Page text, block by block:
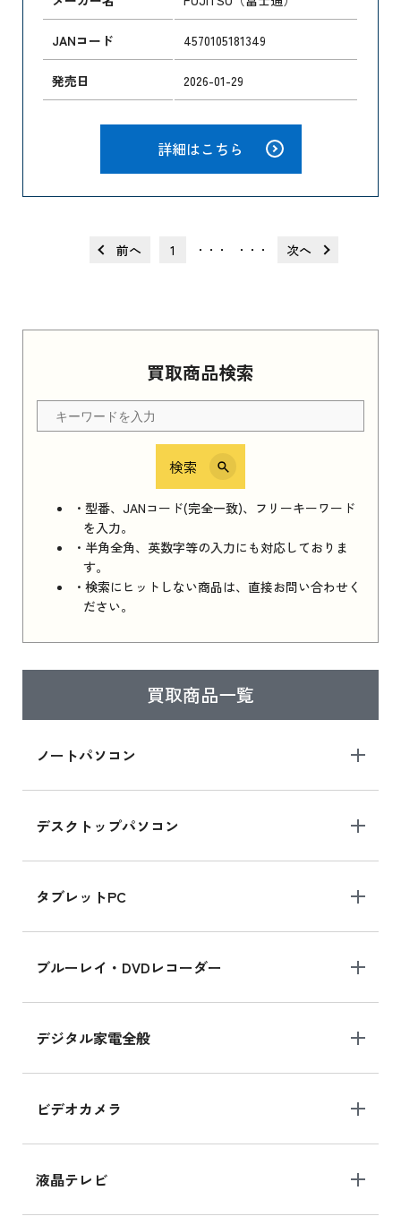
買取商品検索
検索
・型番、JANコード(完全一致)、フリーキーワード
を入力。
・半角全角、英数字等の入力にも対応しておりま
す。
・検索にヒットしない商品は、直接お問い合わせく
ださい。
買取商品一覧
ノートパソコン
デスクトップパソコン
タブレットPC
ブルーレイ・DVDレコーダー
デジタル家電全般
ビデオカメラ
液晶テレビ
JANコード 4570105181349
発売日 2026-01-29
詳細はこちら
前へ 1 ・・・ ・・・ 次へ